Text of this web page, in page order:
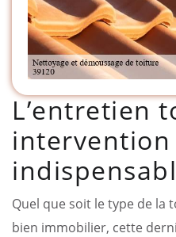
L’entretien
intervention
Quel que soit le type de
bien immobilier, cette